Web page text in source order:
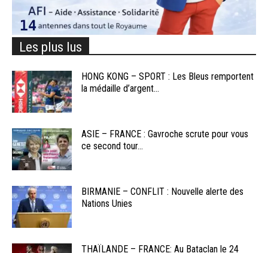
Les plus lus
HONG KONG – SPORT : Les Bleus remportent
la médaille d’argent...
ASIE – FRANCE : Gavroche scrute pour vous
ce second tour...
BIRMANIE – CONFLIT : Nouvelle alerte des
Nations Unies
THAÏLANDE – FRANCE: Au Bataclan le 24